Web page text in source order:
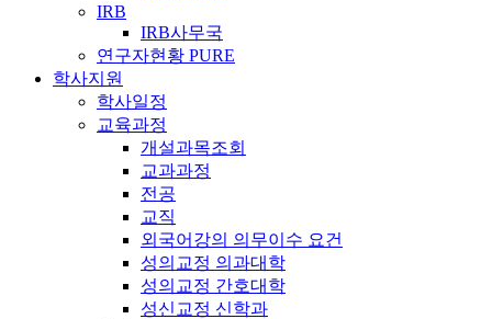
IRB
IRB사무국
연구자현황 PURE
학사지원
학사일정
교육과정
개설과목조회
교과과정
전공
교직
외국어강의 의무이수 요건
성의교정 의과대학
성의교정 간호대학
성신교정 신학과